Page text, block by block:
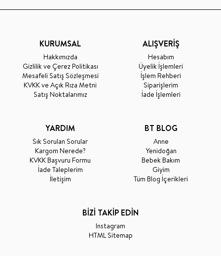
KURUMSAL
Hakkımızda
Gizlilik ve Çerez Politikası
Mesafeli Satış Sözleşmesi
KVKK ve Açık Rıza Metni
Satış Noktalarımız
ALIŞVERİŞ
Hesabım
Üyelik İşlemleri
İşlem Rehberi
Siparişlerim
İade İşlemleri
YARDIM
Sık Sorulan Sorular
Kargom Nerede?
KVKK Başvuru Formu
İade Taleplerim
İletişim
BT BLOG
Anne
Yenidoğan
Bebek Bakım
Giyim
Tüm Blog İçerikleri
BİZİ TAKİP EDİN
Instagram
HTML Sitemap